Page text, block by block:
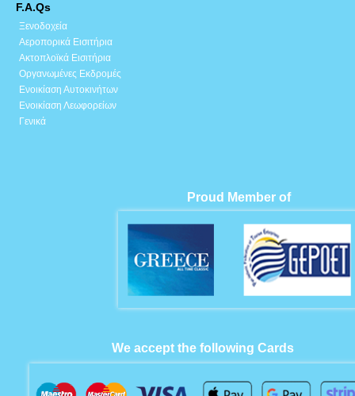
F.A.Qs
Ξενοδοχεία
Αεροπορικά Εισιτήρια
Ακτοπλοϊκά Εισιτήρια
Οργανωμένες Εκδρομές
Ενοικίαση Αυτοκινήτων
Ενοικίαση Λεωφορείων
Γενικά
Proud Member of
We accept the following Cards